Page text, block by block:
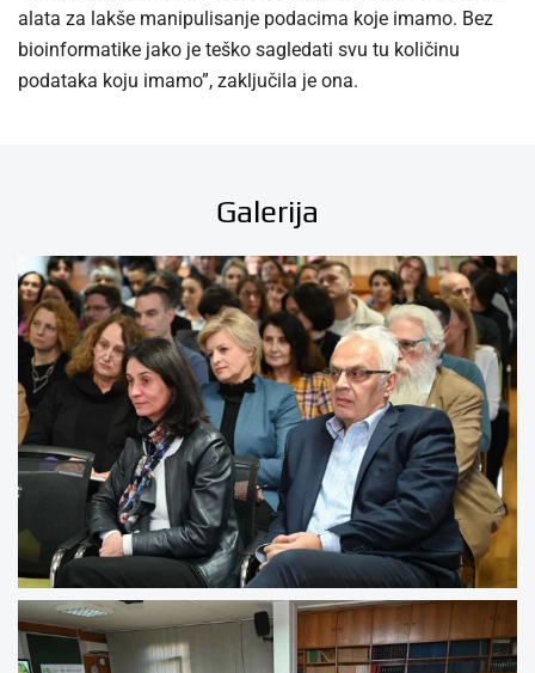
alata za lakše manipulisanje podacima koje imamo. Bez
bioinformatike jako je teško sagledati svu tu količinu
podataka koju imamo”, zaključila je ona.
Galerija